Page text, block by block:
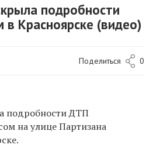
подробности
Красноярске (видео)
Поделиться 0
подробности ДТП
на улице Партизана